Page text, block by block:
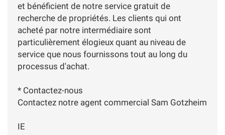
et bénéficient de notre service gratuit de
recherche de propriétés. Les clients qui ont
acheté par notre intermédiaire sont
particulièrement élogieux quant au niveau de
service que nous fournissons tout au long du
processus d'achat.
* Contactez-nous
Contactez notre agent commercial Sam Gotzheim
IE